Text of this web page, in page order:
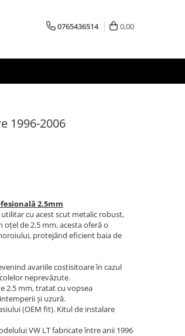
0765436514 0,00
1996-2006
2.5mm
cu acest scut metalic robust,
oțel de 2.5 mm, acesta oferă o
protejând eficient baia de
avariile costisitoare în cazul
neprevăzute.
2.5 mm, tratat cu vopsea
și uzură.
(OEM fit). Kitul de instalare
VW LT fabricate între anii 1996